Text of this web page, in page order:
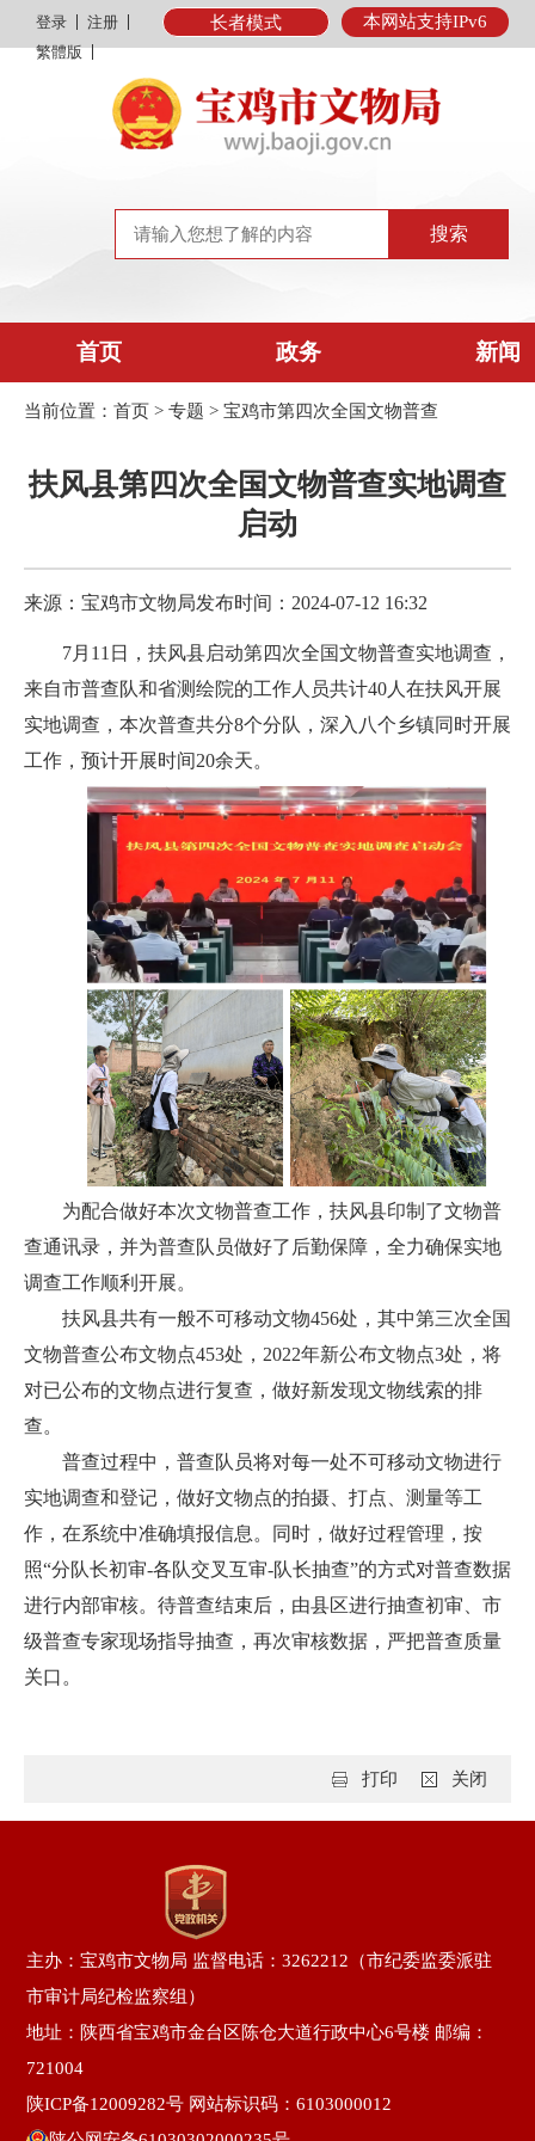
本网站支持IPv6
长者模式
登录
注册
繁體版
首页 政务 新闻
当前位置： 首页 > 专题 > 宝鸡市第四次全国文物普查
扶风县第四次全国文物普查实地调查
启动
来源：宝鸡市文物局发布时间：2024-07-12 16:32
7月11日，扶风县启动第四次全国文物普查实地调查，
来自市普查队和省测绘院的工作人员共计40人在扶风开展
实地调查，本次普查共分8个分队，深入八个乡镇同时开展
工作，预计开展时间20余天。
为配合做好本次文物普查工作，扶风县印制了文物普
查通讯录，并为普查队员做好了后勤保障，全力确保实地
调查工作顺利开展。
扶风县共有一般不可移动文物456处，其中第三次全国
文物普查公布文物点453处，2022年新公布文物点3处，将
对已公布的文物点进行复查，做好新发现文物线索的排
查。
普查过程中，普查队员将对每一处不可移动文物进行
实地调查和登记，做好文物点的拍摄、打点、测量等工
作，在系统中准确填报信息。同时，做好过程管理，按
照“分队长初审-各队交叉互审-队长抽查”的方式对普查数据
进行内部审核。待普查结束后，由县区进行抽查初审、市
级普查专家现场指导抽查，再次审核数据，严把普查质量
关口。
关闭
打印
主办：宝鸡市文物局 监督电话：3262212（市纪委监委派驻
市审计局纪检监察组）
地址：陕西省宝鸡市金台区陈仓大道行政中心6号楼 邮编：
721004
陕ICP备12009282号 网站标识码：6103000012